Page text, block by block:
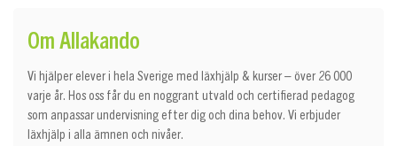
Om Allakando
Vi hjälper elever i hela Sverige med läxhjälp & kurser – över 26 000
varje år. Hos oss får du en noggrant utvald och certifierad pedagog
som anpassar undervisning efter dig och dina behov. Vi erbjuder
läxhjälp i alla ämnen och nivåer.